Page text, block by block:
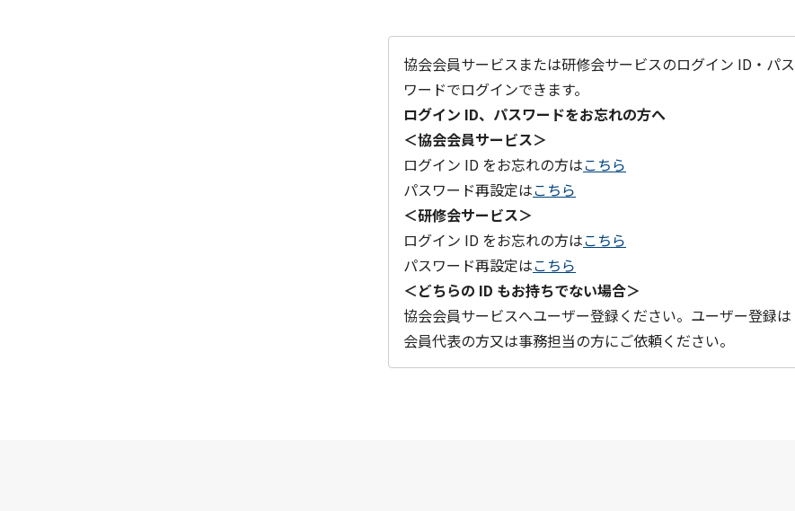
協会会員サービスまたは研修会サービスのログイン ID・パス
ワードでログインできます。
ログイン ID、パスワードをお忘れの方へ
＜協会会員サービス＞
ログイン ID をお忘れの方はこちら
パスワード再設定はこちら
＜研修会サービス＞
ログイン ID をお忘れの方はこちら
パスワード再設定はこちら
＜どちらの ID もお持ちでない場合＞
協会会員サービスへユーザー登録ください。ユーザー登録は
会員代表の方又は事務担当の方にご依頼ください。